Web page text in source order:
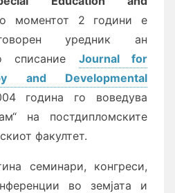
моментот 2 години е
уредник ан
списание Journal for
and Developmental
година го воведува
на постдипломските
факултет.
се­ми­на­ри, конгреси,
во земјата и